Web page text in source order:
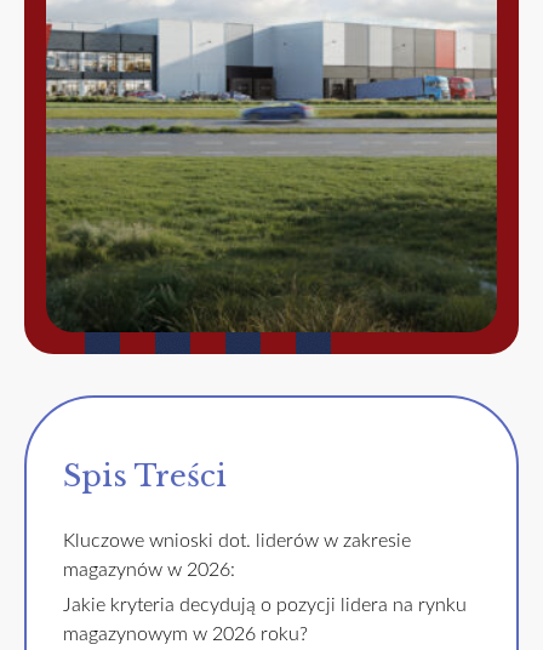
Spis Treści
Kluczowe wnioski dot. liderów w zakresie
magazynów w 2026:
Jakie kryteria decydują o pozycji lidera na rynku
magazynowym w 2026 roku?